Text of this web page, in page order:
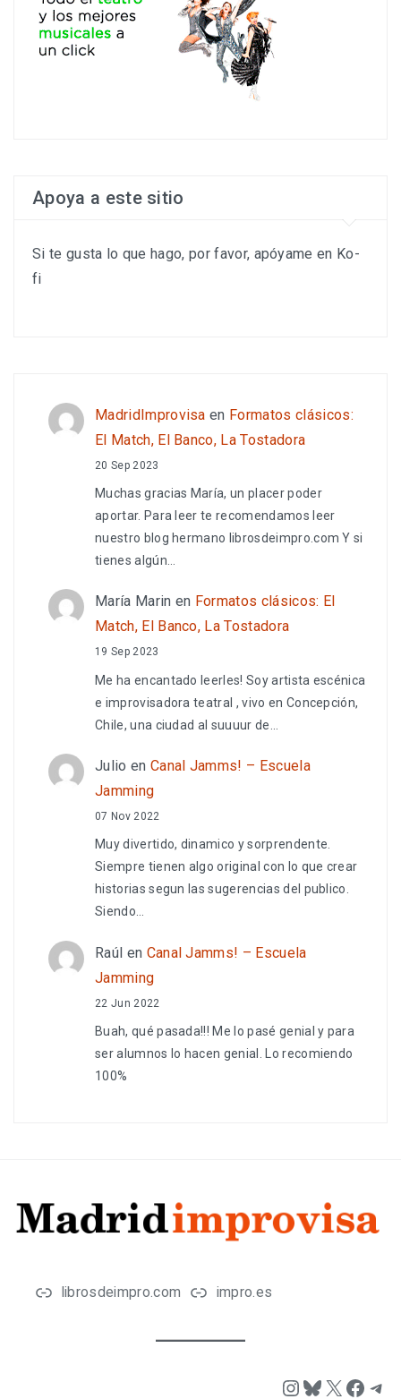
Apoya a este sitio
Si te gusta lo que hago, por favor, apóyame en Ko-
fi
MadridImprovisa en Formatos clásicos:
El Match, El Banco, La Tostadora
20 Sep 2023
Muchas gracias María, un placer poder
aportar. Para leer te recomendamos leer
nuestro blog hermano librosdeimpro.com Y si
tienes algún…
María Marin en Formatos clásicos: El
Match, El Banco, La Tostadora
19 Sep 2023
Me ha encantado leerles! Soy artista escénica
e improvisadora teatral , vivo en Concepción,
Chile, una ciudad al suuuur de…
Julio en Canal Jamms! – Escuela
Jamming
07 Nov 2022
Muy divertido, dinamico y sorprendente.
Siempre tienen algo original con lo que crear
historias segun las sugerencias del publico.
Siendo…
Raúl en Canal Jamms! – Escuela
Jamming
22 Jun 2022
Buah, qué pasada!!! Me lo pasé genial y para
ser alumnos lo hacen genial. Lo recomiendo
100%
librosdeimpro.com impro.es
Instagram
Bluesky
X